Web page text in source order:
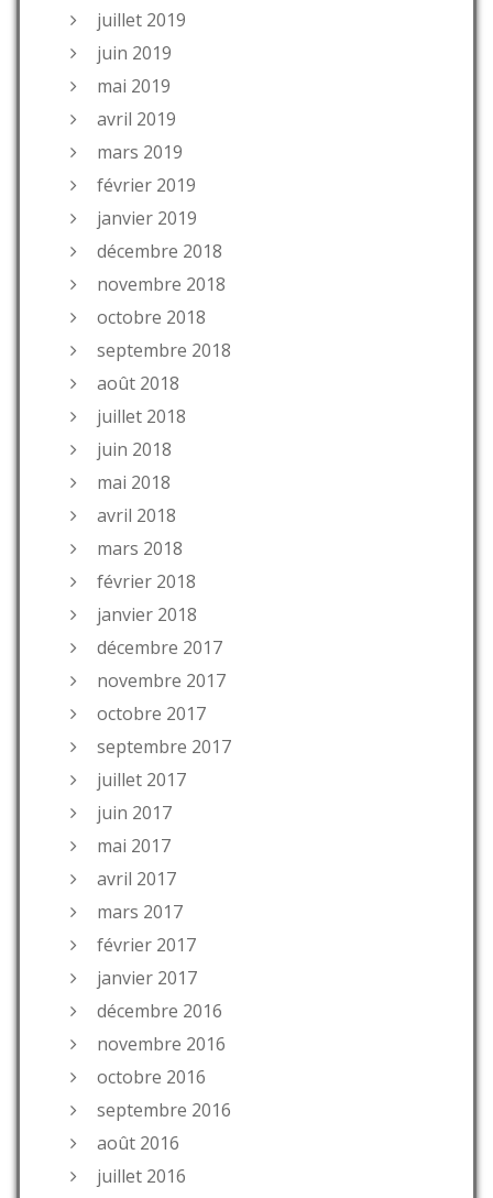
juillet 2019
juin 2019
mai 2019
avril 2019
mars 2019
février 2019
janvier 2019
décembre 2018
novembre 2018
octobre 2018
septembre 2018
août 2018
juillet 2018
juin 2018
mai 2018
avril 2018
mars 2018
février 2018
janvier 2018
décembre 2017
novembre 2017
octobre 2017
septembre 2017
juillet 2017
juin 2017
mai 2017
avril 2017
mars 2017
février 2017
janvier 2017
décembre 2016
novembre 2016
octobre 2016
septembre 2016
août 2016
juillet 2016